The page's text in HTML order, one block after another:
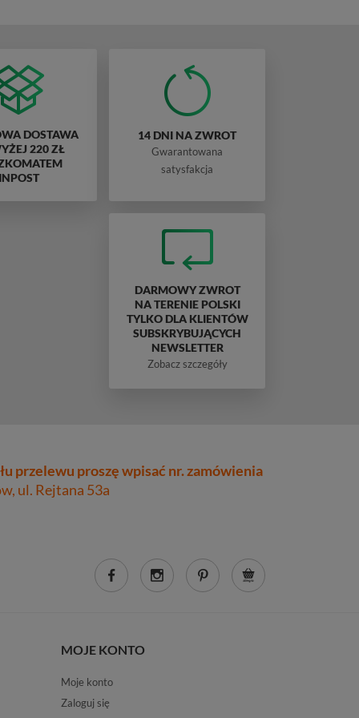
DOSTAWA
220 ZŁ
INPOST
14 DNI NA ZWROT
Gwarantowana
satysfakcja
DARMOWY ZWROT
NA TERENIE POLSKI
TYLKO DLA KLIENTÓW
SUBSKRYBUJĄCYCH
NEWSLETTER
Zobacz szczegóły
przelewu proszę wpisać nr. zamówienia
ul. Rejtana 53a
MOJE KONTO
Moje konto
Zaloguj się